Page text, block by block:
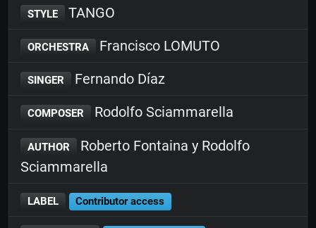
STYLE TANGO
ORCHESTRA Francisco LOMUTO
SINGER Fernando Díaz
COMPOSER Rodolfo Sciammarella
AUTHOR
Roberto Fontaina y Rodolfo
Sciammarella
LABEL Contributor access